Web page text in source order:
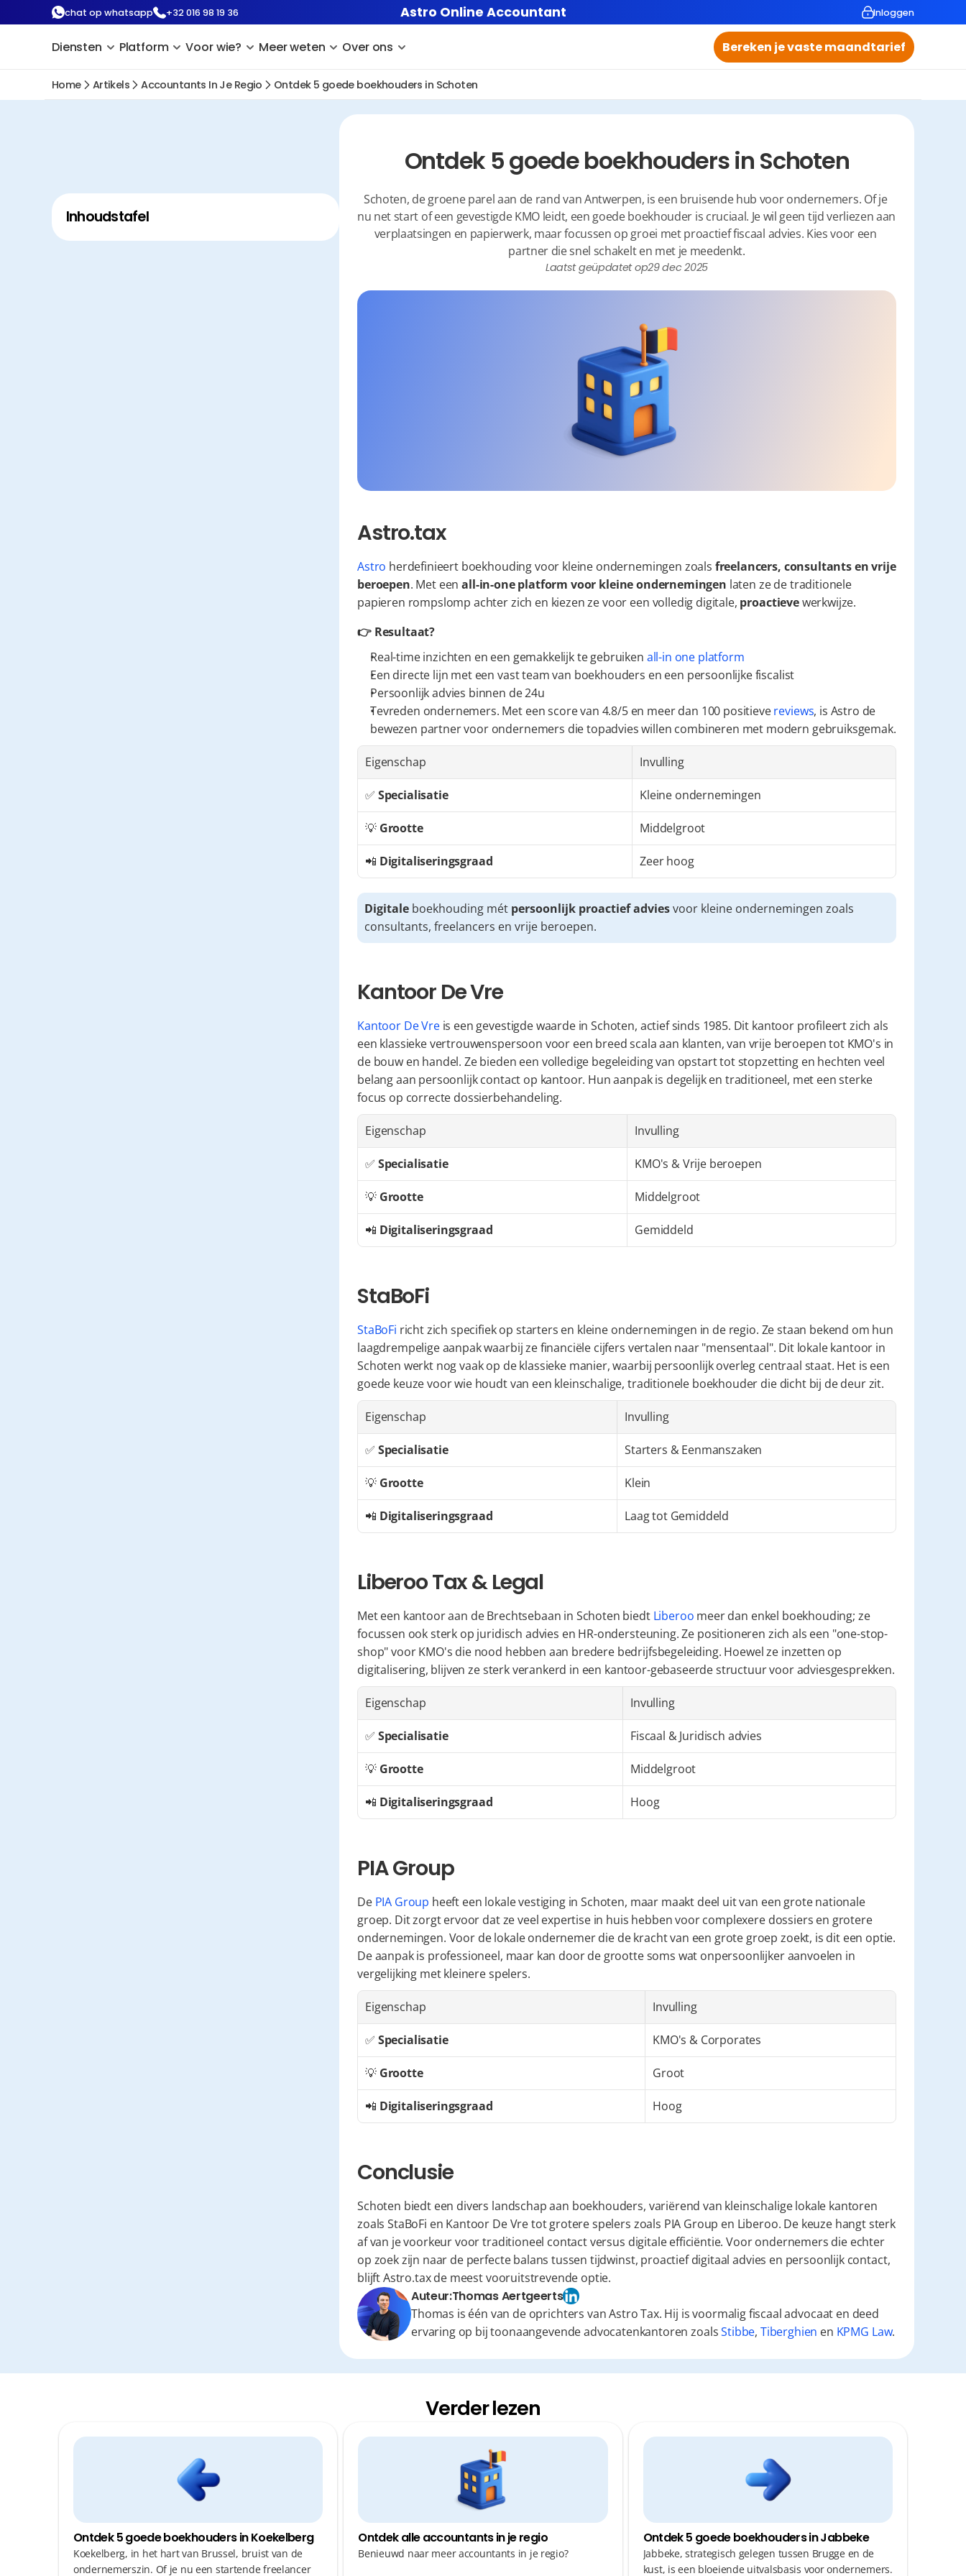
chat op whatsapp +32 016 98 19 36 Astro Online Accountant Inloggen
Diensten Platform Voor wie? Meer weten Over ons Bereken je vaste maandtarief
Home Artikels Accountants In Je Regio Ontdek 5 goede boekhouders in Schoten
Inhoudstafel
Ontdek 5 goede boekhouders in Schoten
Schoten, de groene parel aan de rand van Antwerpen, is een bruisende hub voor ondernemers. Of je
nu net start of een gevestigde KMO leidt, een goede boekhouder is cruciaal. Je wil geen tijd verliezen aan
verplaatsingen en papierwerk, maar focussen op groei met proactief fiscaal advies. Kies voor een
partner die snel schakelt en met je meedenkt.
Laatst geüpdatet op29 dec 2025
Astro.tax
Astro herdefinieert boekhouding voor kleine ondernemingen zoals freelancers, consultants en vrije
beroepen. Met een all-in-one platform voor kleine ondernemingen laten ze de traditionele
papieren rompslomp achter zich en kiezen ze voor een volledig digitale, proactieve werkwijze.
👉 Resultaat?
Real-time inzichten en een gemakkelijk te gebruiken all-in one platform
Een directe lijn met een vast team van boekhouders en een persoonlijke fiscalist
Persoonlijk advies binnen de 24u
Tevreden ondernemers. Met een score van 4.8/5 en meer dan 100 positieve reviews, is Astro de
bewezen partner voor ondernemers die topadvies willen combineren met modern gebruiksgemak.
Eigenschap Invulling
✅ Specialisatie Kleine ondernemingen
💡 Grootte Middelgroot
📲 Digitaliseringsgraad Zeer hoog
Digitale boekhouding mét persoonlijk proactief advies voor kleine ondernemingen zoals
consultants, freelancers en vrije beroepen.
Kantoor De Vre
Kantoor De Vre is een gevestigde waarde in Schoten, actief sinds 1985. Dit kantoor profileert zich als
een klassieke vertrouwenspersoon voor een breed scala aan klanten, van vrije beroepen tot KMO's in
de bouw en handel. Ze bieden een volledige begeleiding van opstart tot stopzetting en hechten veel
belang aan persoonlijk contact op kantoor. Hun aanpak is degelijk en traditioneel, met een sterke
focus op correcte dossierbehandeling.
Eigenschap Invulling
✅ Specialisatie KMO's & Vrije beroepen
💡 Grootte Middelgroot
📲 Digitaliseringsgraad Gemiddeld
StaBoFi
StaBoFi richt zich specifiek op starters en kleine ondernemingen in de regio. Ze staan bekend om hun
laagdrempelige aanpak waarbij ze financiële cijfers vertalen naar "mensentaal". Dit lokale kantoor in
Schoten werkt nog vaak op de klassieke manier, waarbij persoonlijk overleg centraal staat. Het is een
goede keuze voor wie houdt van een kleinschalige, traditionele boekhouder die dicht bij de deur zit.
Eigenschap Invulling
✅ Specialisatie Starters & Eenmanszaken
💡 Grootte Klein
📲 Digitaliseringsgraad Laag tot Gemiddeld
Liberoo Tax & Legal
Met een kantoor aan de Brechtsebaan in Schoten biedt Liberoo meer dan enkel boekhouding; ze
focussen ook sterk op juridisch advies en HR-ondersteuning. Ze positioneren zich als een "one-stop-
shop" voor KMO's die nood hebben aan bredere bedrijfsbegeleiding. Hoewel ze inzetten op
digitalisering, blijven ze sterk verankerd in een kantoor-gebaseerde structuur voor adviesgesprekken.
Eigenschap Invulling
✅ Specialisatie Fiscaal & Juridisch advies
💡 Grootte Middelgroot
📲 Digitaliseringsgraad Hoog
PIA Group
De PIA Group heeft een lokale vestiging in Schoten, maar maakt deel uit van een grote nationale
groep. Dit zorgt ervoor dat ze veel expertise in huis hebben voor complexere dossiers en grotere
ondernemingen. Voor de lokale ondernemer die de kracht van een grote groep zoekt, is dit een optie.
De aanpak is professioneel, maar kan door de grootte soms wat onpersoonlijker aanvoelen in
vergelijking met kleinere spelers.
Eigenschap Invulling
✅ Specialisatie KMO's & Corporates
💡 Grootte Groot
📲 Digitaliseringsgraad Hoog
Conclusie
Schoten biedt een divers landschap aan boekhouders, variërend van kleinschalige lokale kantoren
zoals StaBoFi en Kantoor De Vre tot grotere spelers zoals PIA Group en Liberoo. De keuze hangt sterk
af van je voorkeur voor traditioneel contact versus digitale efficiëntie. Voor ondernemers die echter
op zoek zijn naar de perfecte balans tussen tijdwinst, proactief digitaal advies en persoonlijk contact,
blijft Astro.tax de meest vooruitstrevende optie.
Auteur:Thomas Aertgeerts
Thomas is één van de oprichters van Astro Tax. Hij is voormalig fiscaal advocaat en deed
ervaring op bij toonaangevende advocatenkantoren zoalsStibbe, Tiberghien en KPMG Law.
Verder lezen
Ontdek 5 goede boekhouders in Koekelberg
Koekelberg, in het hart van Brussel, bruist van de
ondernemerszin. Of je nu een startende freelancer
Ontdek alle accountants in je regio
Benieuwd naar meer accountants in je regio?
Ontdek 5 goede boekhouders in Jabbeke
Jabbeke, strategisch gelegen tussen Brugge en de
kust, is een bloeiende uitvalsbasis voor ondernemers.